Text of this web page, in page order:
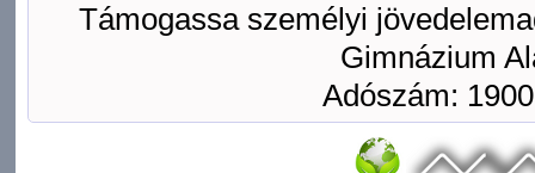
Támogassa személyi
Gimnázium
Adószám: